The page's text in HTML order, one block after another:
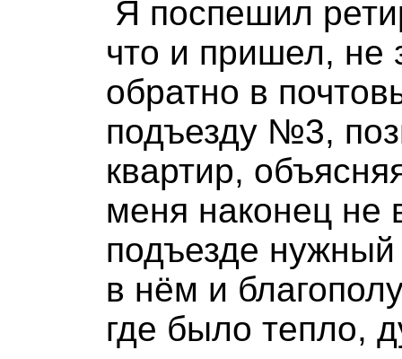
Я поспешил
что и пришел, не
обратно в
подъезду №3,
квартир,
меня наконец не
подъезде
в нём и
где было тепло,